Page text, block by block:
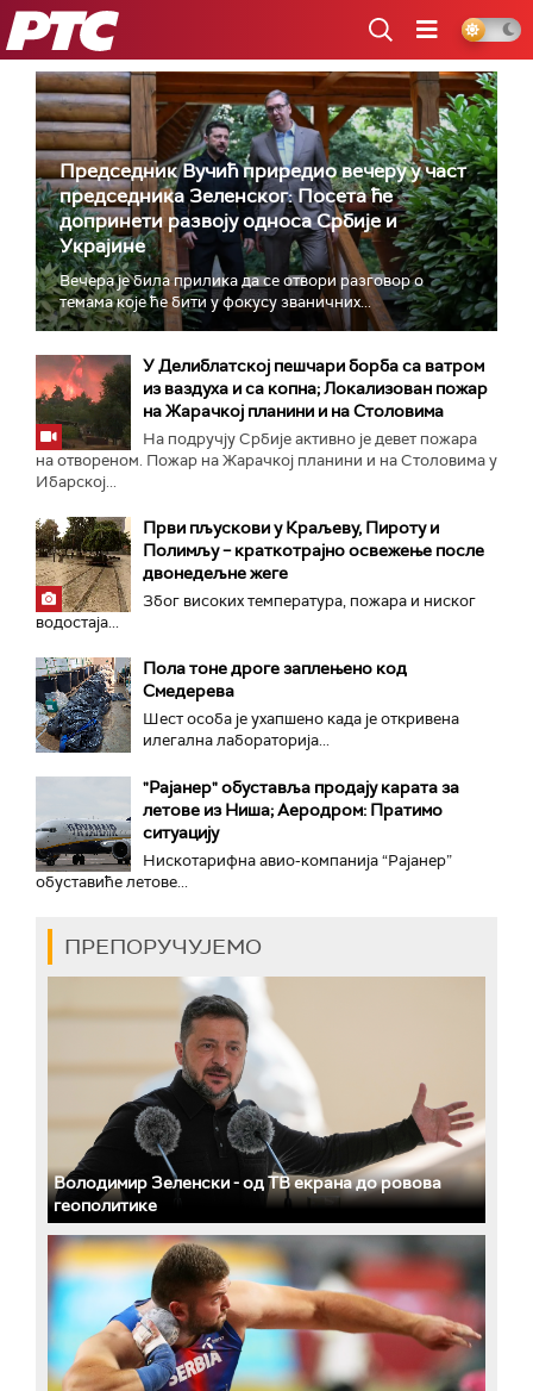
РТС
Председник Вучић приредио вечеру у част
председника Зеленског: Посета ће
допринети развоју односа Србије и
Украјине
Вечера је била прилика да се отвори разговор о
темама које ће бити у фокусу званичних...
У Делиблатској пешчари борба са ватром
из ваздуха и са копна; Локализован пожар
на Жарачкој планини и на Столовима
На подручју Србије активно је девет пожара
на отвореном. Пожар на Жарачкој планини и на Столовима у
Ибарској...
Први пљускови у Краљеву, Пироту и
Полимљу – краткотрајно освежење после
двонедељне жеге
Због високих температура, пожара и ниског
водостаја...
Пола тоне дроге заплењено код
Смедерева
Шест особа је ухапшено када је откривена
илегална лабораторија...
"Рајанер" обуставља продају карата за
летове из Ниша; Аеродром: Пратимо
ситуацију
Нискотарифна авио-компанија “Рајанер”
обуставиће летове...
ПРЕПОРУЧУЈЕМО
Володимир Зеленски - од ТВ екрана до ровова
геополитике